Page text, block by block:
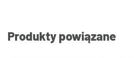
Produkty powiązane